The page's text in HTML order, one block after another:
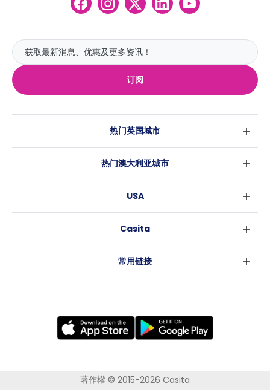
订阅
热门英国城市
伦敦
爱丁堡
利兹
考文垂
莱斯特
纽卡斯尔
热门澳大利亚城市
布里斯班
阿德莱德
USA
洛杉矶
Casita
常用链接
著作權 © 2015-2026 Casita